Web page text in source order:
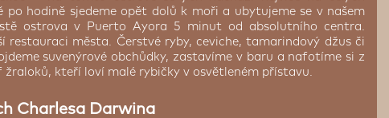
po hodině sjedeme opět dolů k moři a ubytujeme se v našem
ostrova v Puerto Ayora 5 minut od absolutního centra.
restauraci města. Čerstvé ryby, ceviche, tamarindový džus či
suvenýrové obchůdky, zastavíme v baru a nafotíme si z
kteří loví malé rybičky v osvětleném přístavu.
Charlesa Darwina